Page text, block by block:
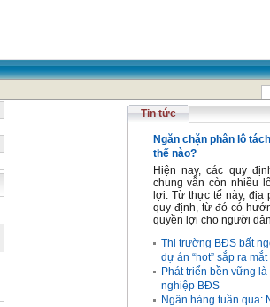
Tin tức
Ngăn chặn phân lô
thế nào?
Hiện nay, các quy
chung vẫn còn nhiều
lợi. Từ thực tế này,
quy định, từ đó có
quyền lợi cho người
Thị trường BĐS bất
dự án “hot” sắp ra mắt
Phát triển bền vững
nghiệp BĐS
Ngân hàng tuần qua: